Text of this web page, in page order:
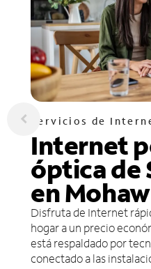
Servicios de
Internet
óptica de
en
Disfruta de Internet
hogar a un precio
está respaldado por
conectado a las